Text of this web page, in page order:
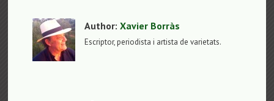
Author:Xavier Borràs
Escriptor, periodista i artista de varietats.